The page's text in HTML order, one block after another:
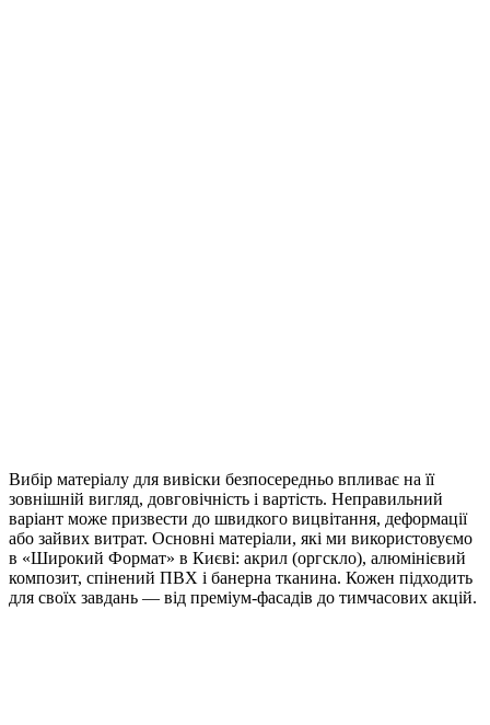
Вибір матеріалу для вивіски безпосередньо впливає на її
зовнішній вигляд, довговічність і вартість. Неправильний
варіант може призвести до швидкого вицвітання, деформації
або зайвих витрат. Основні матеріали, які ми використовуємо
в «Широкий Формат» в Києві: акрил (оргскло), алюмінієвий
композит, спінений ПВХ і банерна тканина. Кожен підходить
для своїх завдань — від преміум-фасадів до тимчасових акцій.